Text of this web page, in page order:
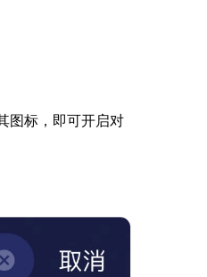
图标，即可开启对